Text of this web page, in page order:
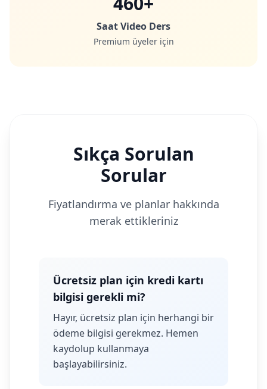
Saat Video Ders
Premium üyeler için
Sıkça Sorulan
Sorular
Fiyatlandırma ve planlar hakkında
merak ettikleriniz
Ücretsiz plan için kredi kartı
bilgisi gerekli mi?
Hayır, ücretsiz plan için herhangi bir
ödeme bilgisi gerekmez. Hemen
kaydolup kullanmaya
başlayabilirsiniz.